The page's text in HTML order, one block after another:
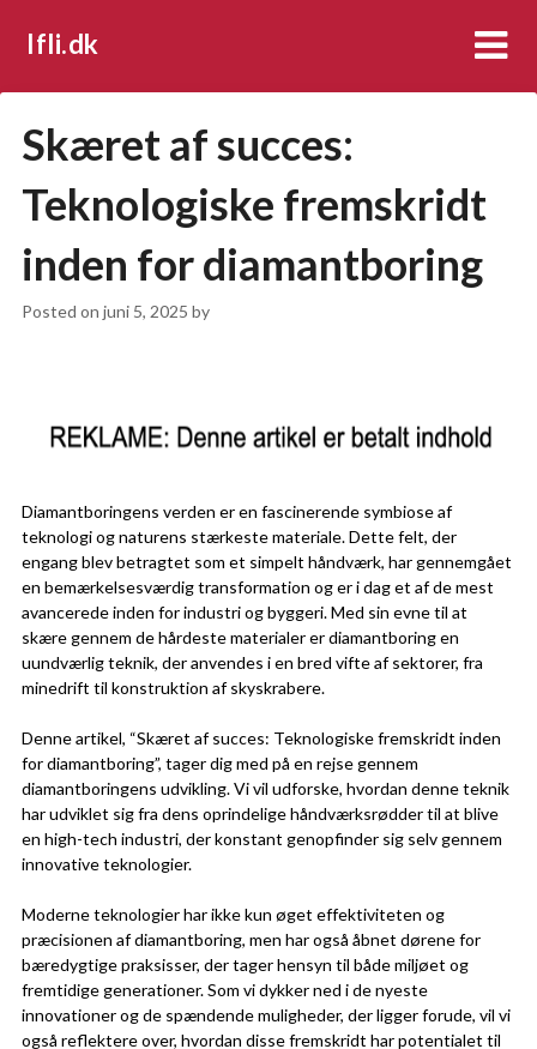
Ifli.dk
Skæret af succes:
Teknologiske fremskridt
inden for diamantboring
Posted on juni 5, 2025 by
Diamantboringens verden er en fascinerende symbiose af
teknologi og naturens stærkeste materiale. Dette felt, der
engang blev betragtet som et simpelt håndværk, har gennemgået
en bemærkelsesværdig transformation og er i dag et af de mest
avancerede inden for industri og byggeri. Med sin evne til at
skære gennem de hårdeste materialer er diamantboring en
uundværlig teknik, der anvendes i en bred vifte af sektorer, fra
minedrift til konstruktion af skyskrabere.
Denne artikel, “Skæret af succes: Teknologiske fremskridt inden
for diamantboring”, tager dig med på en rejse gennem
diamantboringens udvikling. Vi vil udforske, hvordan denne teknik
har udviklet sig fra dens oprindelige håndværksrødder til at blive
en high-tech industri, der konstant genopfinder sig selv gennem
innovative teknologier.
Moderne teknologier har ikke kun øget effektiviteten og
præcisionen af diamantboring, men har også åbnet dørene for
bæredygtige praksisser, der tager hensyn til både miljøet og
fremtidige generationer. Som vi dykker ned i de nyeste
innovationer og de spændende muligheder, der ligger forude, vil vi
også reflektere over, hvordan disse fremskridt har potentialet til